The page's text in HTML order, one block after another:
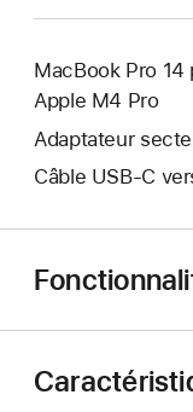
MacBook Pro
Apple M4 Pro
Adaptateur
Câble USB-C